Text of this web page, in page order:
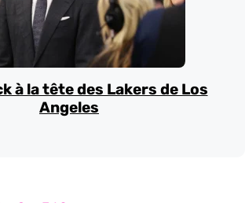
à la tête des Lakers de Los
Angeles